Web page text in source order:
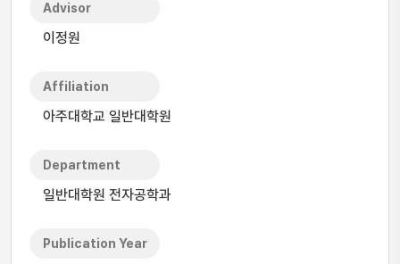
Advisor
이정원
Affiliation
아주대학교 일반대학원
Department
일반대학원 전자공학과
Publication Year